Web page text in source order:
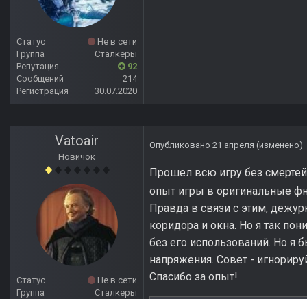
Статус
Не в сети
Группа
Сталкеры
Репутация
92
Сообщений
214
Регистрация
30.07.2020
Vatoair
Новичок
Статус
Не в сети
Группа
Сталкеры
Опубликовано 21 апреля (изменено)
Прошел всю игру без
опыт игры в оригинальные
Правда в связи с этим,
коридора и окна. Но я так
без его использований. Но
напряжения. Совет -
Спасибо за опыт!